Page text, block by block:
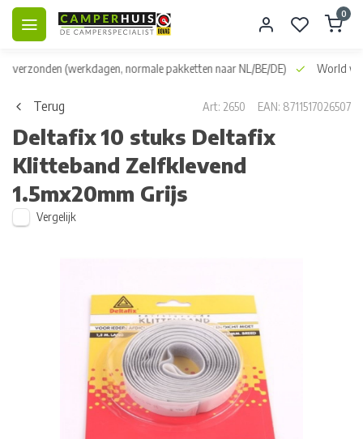
0
verzonden (werkdagen, normale pakketten naar NL/BE/DE) World
Terug Art: 2650 EAN: 8711517026507
Deltafix10 stuks Deltafix
Klitteband Zelfklevend
1.5mx20mm Grijs
Vergelijk